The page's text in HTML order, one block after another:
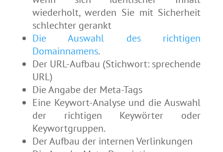
wiederholt, werden Sie mit Sicherheit
schlechter gerankt
Die Auswahl des richtigen
Domainnamens.
Der URL-Aufbau (Stichwort: sprechende
URL)
Die Angabe der Meta-Tags
Eine Keywort-Analyse und die Auswahl
der richtigen Keywörter oder
Keywortgruppen.
Der Aufbau der internen Verlinkungen